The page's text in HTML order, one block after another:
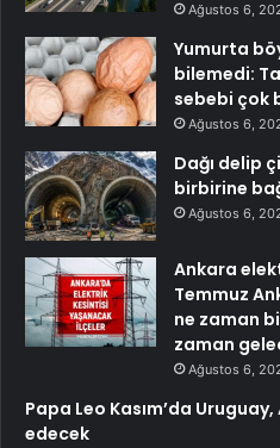
Ağustos 6,
Yumurta
bilemedi:
sebebi çok
Ağustos 6,
Dağı delip
birbirine
Ağustos 6,
Ankara
Temmuz
ne zaman
zaman
Ağustos 6,
Papa Leo Kasım’da
edecek